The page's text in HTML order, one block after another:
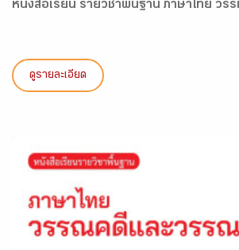
หนังสือเรียน รายวิชาพื้นฐาน ภาษาไทย วร
ดูรายละเอียด